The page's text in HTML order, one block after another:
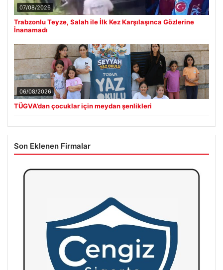
07/08/2026
Trabzonlu Teyze, Salah ile İlk Kez Karşılaşınca Gözlerine
İnanamadı
06/08/2026
TÜGVA’dan çocuklar için meydan şenlikleri
Son Eklenen Firmalar